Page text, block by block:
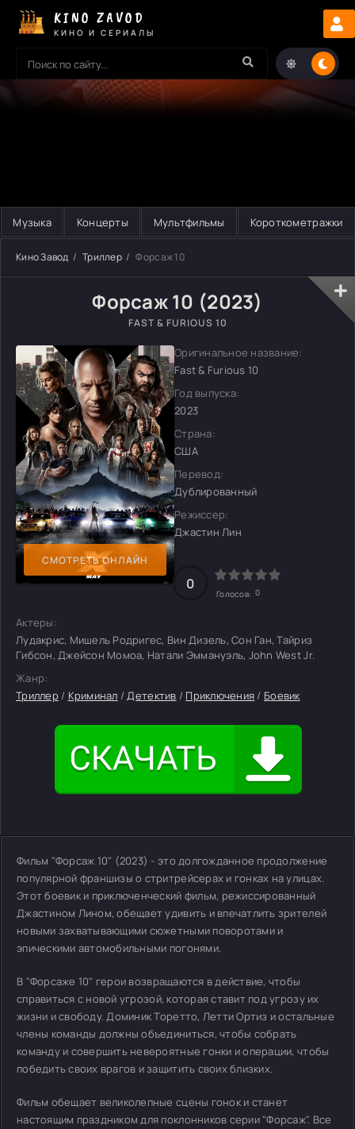
KINO ZAVOD
КИНО И СЕРИАЛЫ
Музыка Концерты Мультфильмы Короткометражки
Кино Завод Триллер Форсаж 10
Форсаж 10 (2023)
FAST & FURIOUS 10
СМОТРЕТЬ ОНЛАЙН
Оригинальное название:
Fast & Furious 10
Год выпуска:
2023
Страна:
США
Перевод:
Дублированный
Режиссер:
Джастин Лин
0
Голосов: 0
Актеры:
Лудакрис, Мишель Родригес, Вин Дизель, Сон Ган, Тайриз
Гибсон, Джейсон Момоа, Натали Эммануэль, John West Jr.
Жанр:
Триллер/ Криминал /Детектив / Приключения / Боевик
Фильм "Форсаж 10" (2023) - это долгожданное продолжение
популярной франшизы о стритрейсерах и гонках на улицах.
Этот боевик и приключенческий фильм, режиссированный
Джастином Лином, обещает удивить и впечатлить зрителей
новыми захватывающими сюжетными поворотами и
эпическими автомобильными погонями.
В "Форсаже 10" герои возвращаются в действие, чтобы
справиться с новой угрозой, которая ставит под угрозу их
жизни и свободу. Доминик Торетто, Летти Ортиз и остальные
члены команды должны объединиться, чтобы собрать
команду и совершить невероятные гонки и операции, чтобы
победить своих врагов и защитить своих близких.
Фильм обещает великолепные сцены гонок и станет
настоящим праздником для поклонников серии "Форсаж". Все